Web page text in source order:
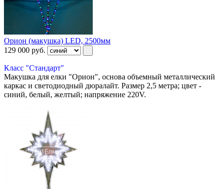
Орион (макушка) LED, 2500мм
129 000 руб.
Класс "Стандарт"
Макушка для елки "Орион", основа объемный металлический
каркас и светодиодный дюралайт. Размер 2,5 метра; цвет -
синий, белый, желтый; напряжение 220V.